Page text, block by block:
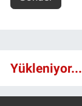
Yükleniyor...